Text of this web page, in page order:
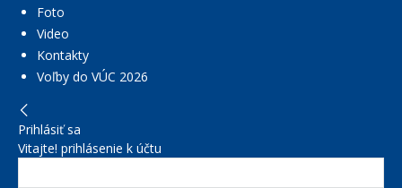
Foto
Video
Kontakty
Voľby do VÚC 2026
Prihlásiť sa
Vitajte! prihlásenie k účtu